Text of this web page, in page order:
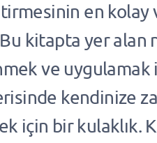
en kolay
kitapta yer alan
ve uygulamak
kendinize
için bir kulaklık.